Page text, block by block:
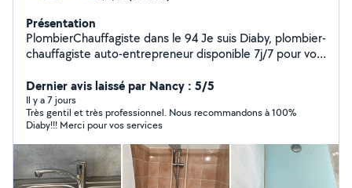
Présentation
PlombierChauffagiste dans le 94 Je suis Diaby, plombier-
chauffagiste auto-entrepreneur disponible 7j/7 pour vos
douches Chauffe-eau, radiateurs, chaudières
Installations, réparations, entretiens Petits travaux et
urgences plomberie-chauffage Intervention rapide,
travail propre et devis gratuit. Sérieux, ponctuel et à
l'écoute, j'interviens sur la région parisienne Réponse
rapide sur AlloVoisins Satisfaction garantie mes clients
sont ma meilleure publicité !
Dernier avis laissé par Nancy : 5/5
Il y a 7 jours
Très gentil et très professionnel. Nous recommandons à 100%
Diaby!!! Merci pour vos services